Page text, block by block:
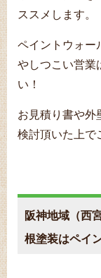
ススメします。
ペイントウォー
やしつこい営業
い！
お見積り書や外
検討頂いた上で
阪神地域（西
根塗装はペイ